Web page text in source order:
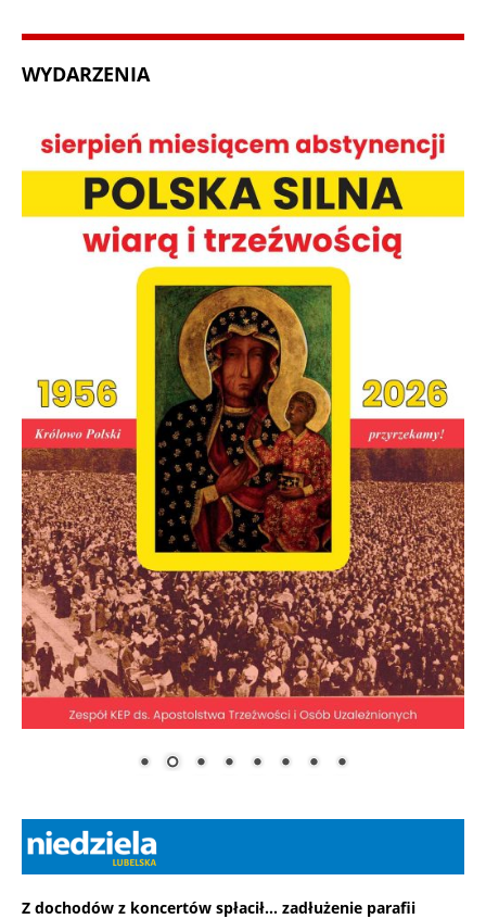
WYDARZENIA
Z dochodów z koncertów spłacił... zadłużenie parafii